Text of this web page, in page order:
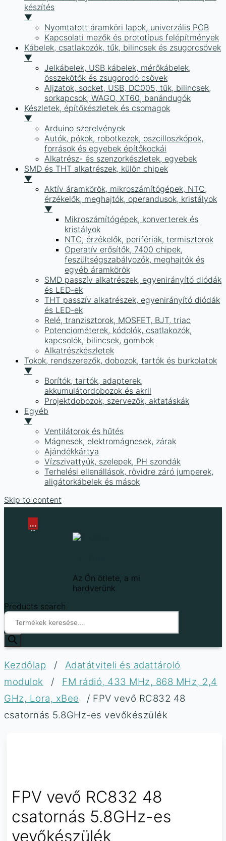
készítés
▼
Nyomtatott áramköri lapok, univerzális PCB
Kapcsolati mezők és prototípus felépítmények
Kábelek, csatlakozók, tűk, bilincsek és zsugorcsövek
▼
Jelkábelek, USB kábelek, mérőkábelek,
összekötők és zsugorodó csövek
Aljzatok, socket, USB, DC005, tűk, bilincsek,
sorkapcsok, WAGO, XT60, banándugók
Készletek, építőkészletek és csomagok
▼
Arduino szerelvények
Autók, pókok, robotkezek, oszcilloszkópok,
források és egyebek építőkockái
Alkatrész- és szenzorkészletek, egyebek
SMD és THT alkatrészek, külön chipek
▼
Aktív áramkörök, mikroszámítógépek, NTC,
érzékelők, meghajtók, operandusok, kristályok
▼
Mikroszámítógépek, konverterek és
kristályok
NTC, érzékelők, perifériák, termisztorok
Operatív erősítők, 7400 chipek,
feszültségszabályozók, meghajtók és
egyéb áramkörök
SMD passzív alkatrészek, egyenirányító diódák
és LED-ek
THT passzív alkatrészek, egyenirányító diódák
és LED-ek
Relé, tranzisztorok, MOSFET, BJT, triac
Potenciométerek, kódolók, csatlakozók,
kapcsolók, bilincsek, gombok
Alkatrészkészletek
Tokok, rendszerezők, dobozok, tartók és burkolatok
▼
Borítók, tartók, adapterek,
akkumulátordobozok és akril
Projektdobozok, szervezők, aktatáskák
Egyéb
▼
Ventilátorok és hűtés
Mágnesek, elektromágnesek, zárak
Ajándékkártya
Vízszivattyúk, szelepek, PH szondák
Terhelési ellenállások, rövidre záró jumperek,
aligátorkábelek és mások
Skip to content
Az Ön ötlete, a mi
hardverünk
Products search
...
...
Kezdőlap /
Adatátviteli és adattároló
modulok
/
FM rádió, 433 MHz, 868 MHz, 2,4
GHz, Lora, xBee
/ FPV vevő RC832 48
csatornás 5.8GHz-es vevőkészülék
FPV vevő RC832 48
csatornás 5.8GHz-es
vevőkészülék